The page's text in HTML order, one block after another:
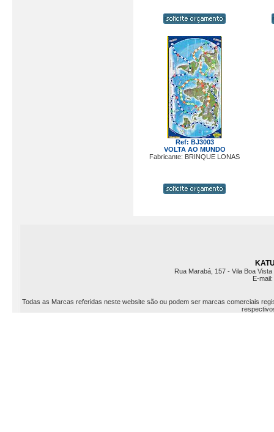
Ref: BJ3003
VOLTA AO MUNDO
Fabricante: BRINQUE LONAS
Rua Marabá, 157 - Vila Boa
E-mail:
Todas as Marcas referidas neste website são ou podem ser marcas comerciais